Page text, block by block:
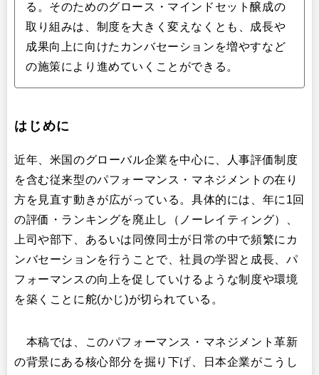
る。そのためのグロース・マインドセット醸成の
取り組みは、制度を大きく変えなくとも、成長や
成果向上に向けたカンバセーションを増やすなど
の施策により進めていくことができる。
​はじめに
近年、米国のグローバル企業を中心に、人事評価制度
を含む従来型のパフォーマンス・マネジメントの在り
方を見直す動きが広がっている。具体的には、年に1回
の評価・ランキングを廃止し（ノーレイティング）、
上司や部下、あるいは同僚同士が日常の中で頻繁にカ
ンバセーションを行うことで、社員の学習と成長、パ
フォーマンスの向上を促していけるような制度や環境
を築くことに舵(かじ)が切られている。​
本稿では、このパフォーマンス・マネジメント革新
の背景にある核心部分を掘り下げ、日本企業がこうし